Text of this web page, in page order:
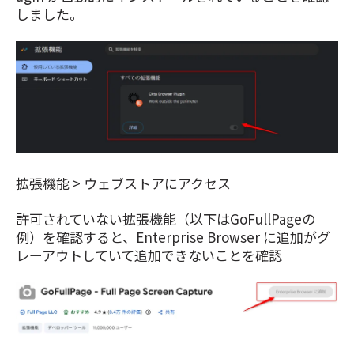
しました。
拡張機能 > ウェブストアにアクセス
許可されていない拡張機能（以下はGoFullPageの
例）を確認すると、Enterprise Browser に追加がグ
レーアウトしていて追加できないことを確認